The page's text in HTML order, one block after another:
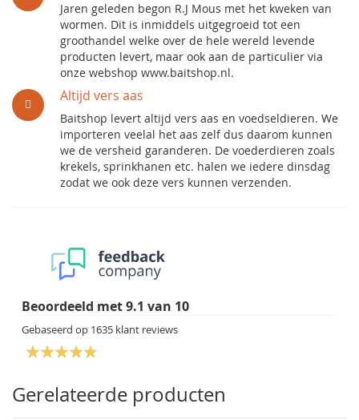
Jaren geleden begon R.J Mous met het kweken van
wormen. Dit is inmiddels uitgegroeid tot een
groothandel welke over de hele wereld levende
producten levert, maar ook aan de particulier via
onze webshop www.baitshop.nl.
Altijd vers aas
Baitshop levert altijd vers aas en voedseldieren. We
importeren veelal het aas zelf dus daarom kunnen
we de versheid garanderen. De voederdieren zoals
krekels, sprinkhanen etc. halen we iedere dinsdag
zodat we ook deze vers kunnen verzenden.
Beoordeeld met9.1 van 10
Gebaseerd op 1635 klant reviews
Gerelateerde producten